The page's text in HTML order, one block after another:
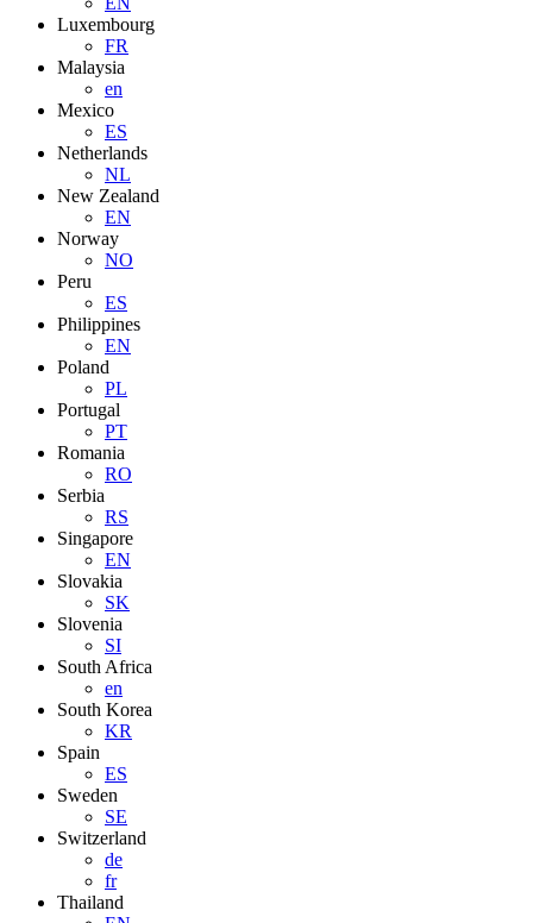
Luxembourg
FR
Malaysia
en
Mexico
ES
Netherlands
NL
New Zealand
EN
Norway
NO
Peru
ES
Philippines
EN
Poland
PL
Portugal
PT
Romania
RO
Serbia
RS
Singapore
EN
Slovakia
SK
Slovenia
SI
South Africa
en
South Korea
KR
Spain
ES
Sweden
SE
Switzerland
de
fr
Thailand